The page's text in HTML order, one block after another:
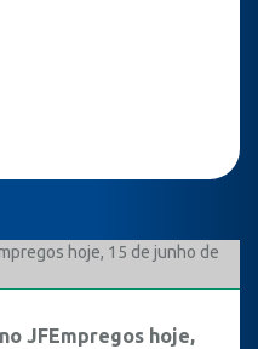
JFEmpregos hoje,